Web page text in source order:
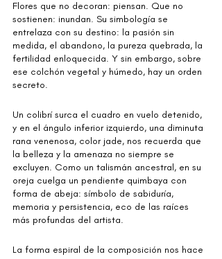
Flores que no decoran: piensan. Que no
sostienen: inundan. Su simbología se
entrelaza con su destino: la pasión sin
medida, el abandono, la pureza quebrada, la
fertilidad enloquecida. Y sin embargo, sobre
ese colchón vegetal y húmedo, hay un orden
secreto.
Un colibrí surca el cuadro en vuelo detenido,
y en el ángulo inferior izquierdo, una diminuta
rana venenosa, color jade, nos recuerda que
la belleza y la amenaza no siempre se
excluyen. Como un talismán ancestral, en su
oreja cuelga un pendiente quimbaya con
forma de abeja: símbolo de sabiduría,
memoria y persistencia, eco de las raíces
más profundas del artista.
La forma espiral de la composición nos hace